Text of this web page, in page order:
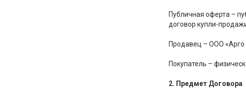
Публичная оферта –
договор купли-
Продавец – ООО «Арго
Покупатель –
2. Предмет Договора